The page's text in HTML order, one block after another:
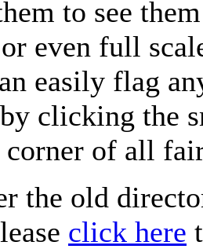
to see
even full
easily flag
clicking the
of all
the old
click here